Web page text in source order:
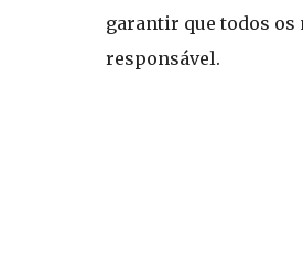
garantir que todos os
responsável.